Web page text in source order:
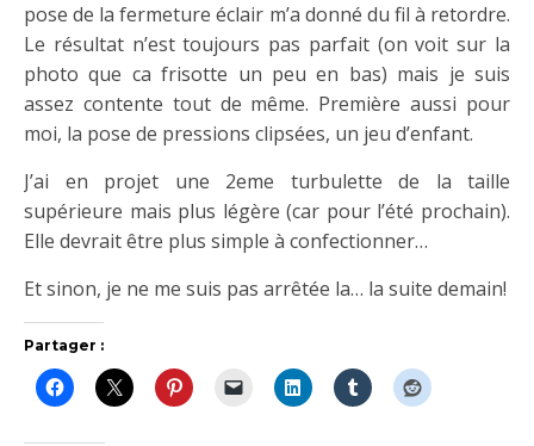
pose de la fermeture éclair m’a donné du fil à retordre.
Le résultat n’est toujours pas parfait (on voit sur la
photo que ca frisotte un peu en bas) mais je suis
assez contente tout de même. Première aussi pour
moi, la pose de pressions clipsées, un jeu d’enfant.
J’ai en projet une 2eme turbulette de la taille
supérieure mais plus légère (car pour l’été prochain).
Elle devrait être plus simple à confectionner…
Et sinon, je ne me suis pas arrêtée la… la suite demain!
Partager :